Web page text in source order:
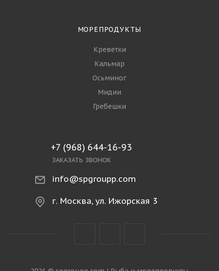
МОРЕПРОДУКТЫ
Креветки
Кальмар
Осьминог
Мидии
Гребешки
+7 (968) 644-16-93
ЗАКАЗАТЬ ЗВОНОК
info@spgroupp.com
г. Москва, ул. Ижорская 3